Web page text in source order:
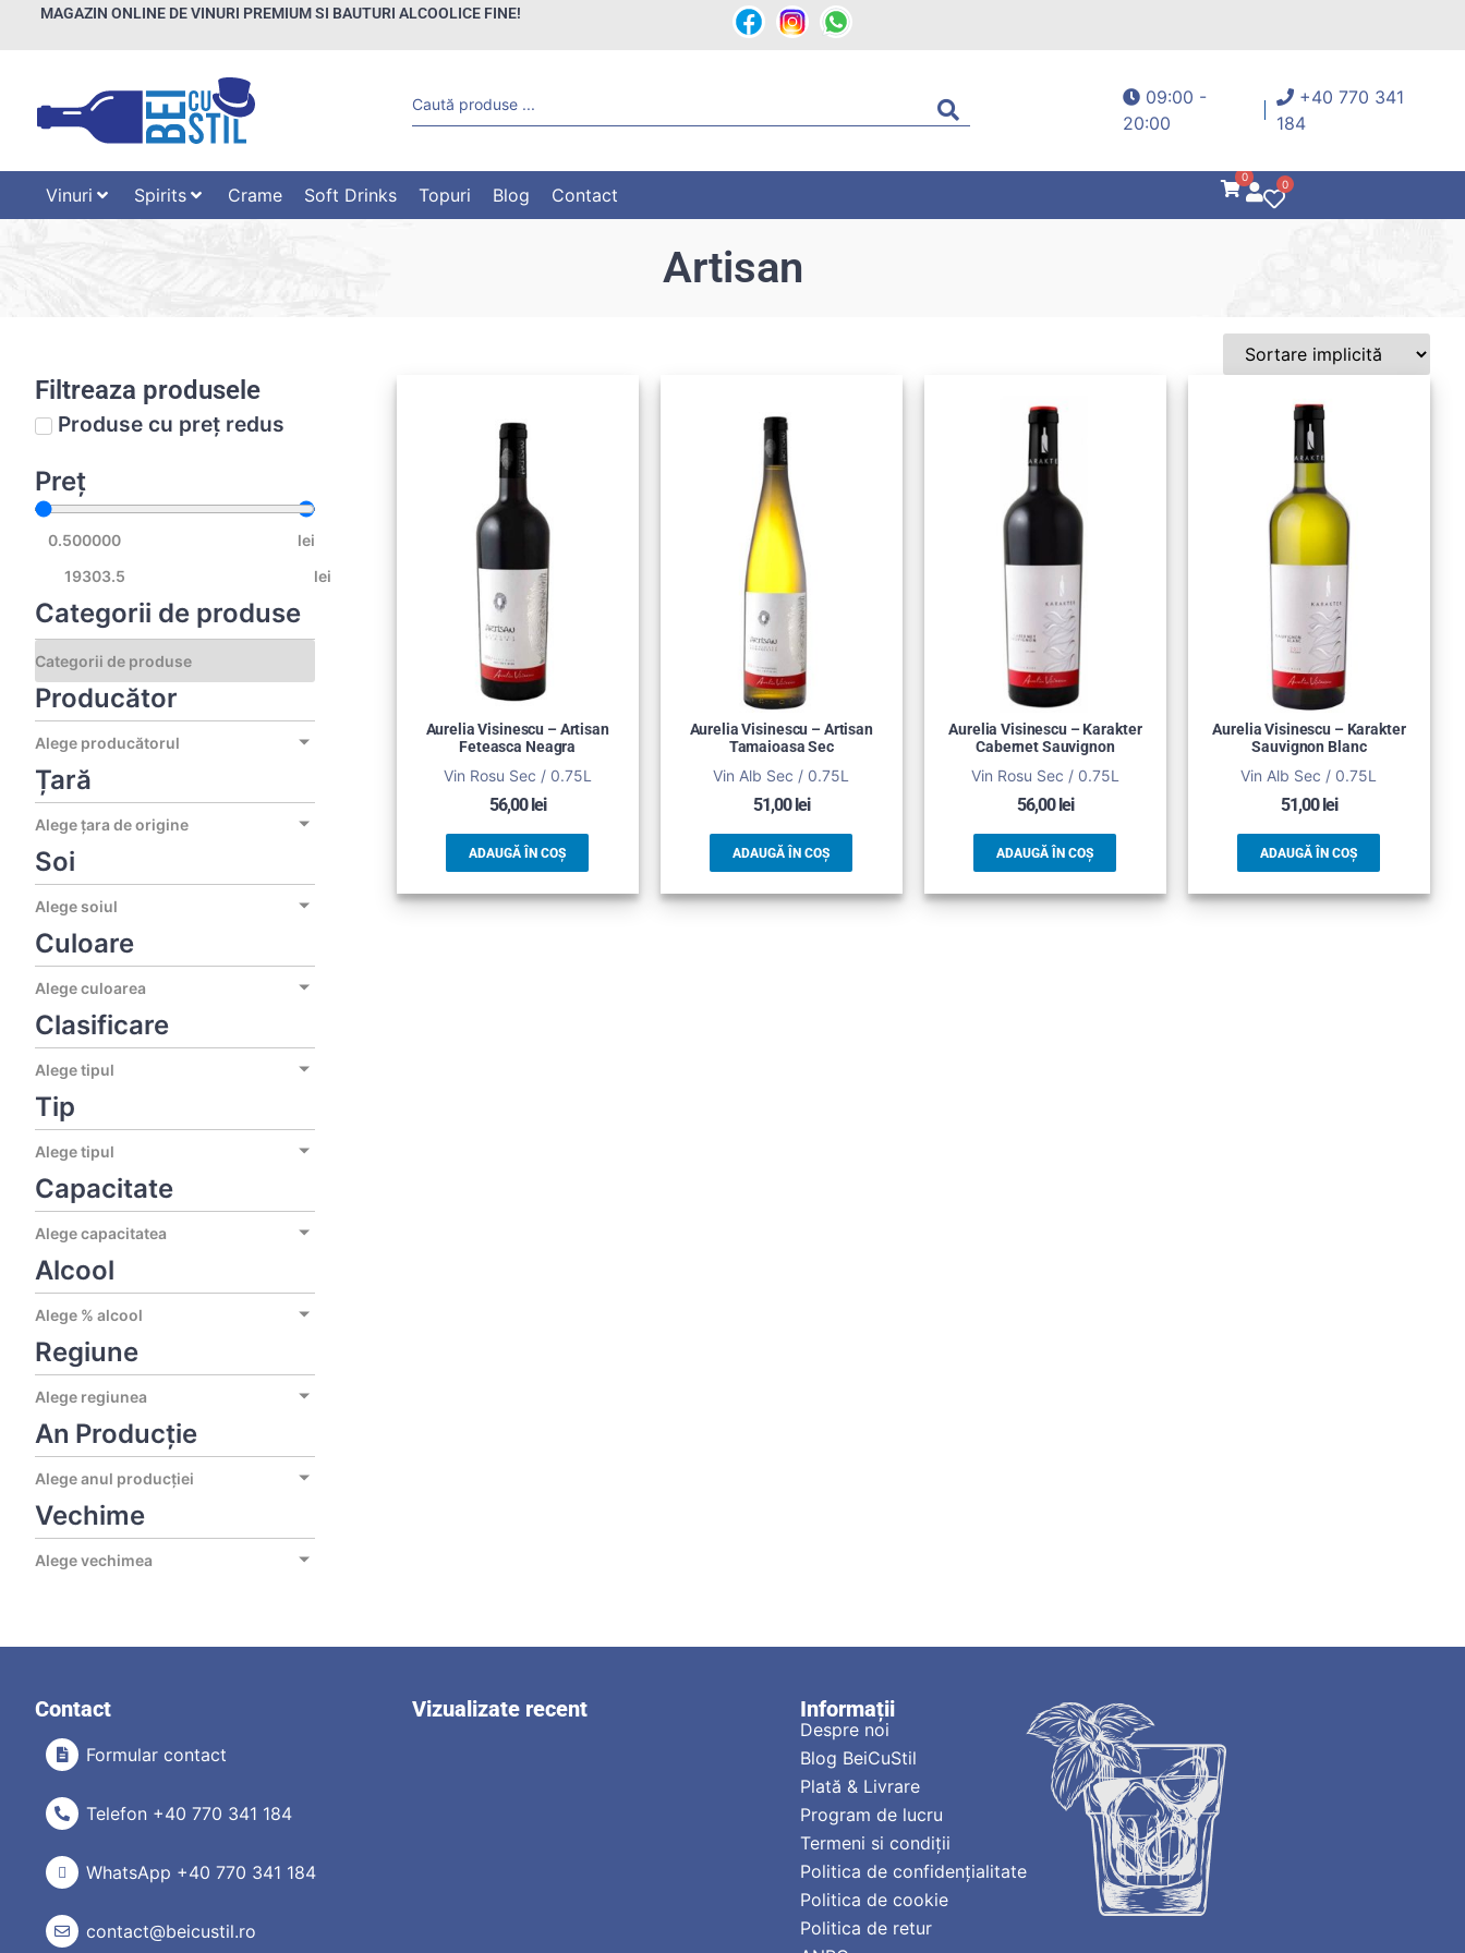
MAGAZIN ONLINE DE VINURI PREMIUM SI BAUTURI ALCOOLICE FINE!
09:00 -
20:00
+40 770 341
184
Vinuri Spirits Crame Soft Drinks Topuri Blog Contact
0
0
Artisan
Filtreaza produsele
Produse cu preț redus
Preț
lei
lei
Categorii de produse
Producător
Alege producătorul
Țară
Alege țara de origine
Soi
Alege soiul
Culoare
Alege culoarea
Clasificare
Alege tipul
Tip
Alege tipul
Capacitate
Alege capacitatea
Alcool
Alege % alcool
Regiune
Alege regiunea
An Producție
Alege anul producției
Vechime
Alege vechimea
Aurelia Visinescu – Artisan
Feteasca Neagra
Vin Rosu Sec / 0.75L
56,00lei
ADAUGĂ ÎN COȘ
Aurelia Visinescu – Artisan
Tamaioasa Sec
Vin Alb Sec / 0.75L
51,00lei
ADAUGĂ ÎN COȘ
Aurelia Visinescu – Karakter
Cabernet Sauvignon
Vin Rosu Sec / 0.75L
56,00lei
ADAUGĂ ÎN COȘ
Aurelia Visinescu – Karakter
Sauvignon Blanc
Vin Alb Sec / 0.75L
51,00lei
ADAUGĂ ÎN COȘ
Contact
Formular contact
Telefon +40 770 341 184
WhatsApp +40 770 341 184
contact@beicustil.ro
Vizualizate recent Informații
Despre noi
Blog BeiCuStil
Plată & Livrare
Program de lucru
Termeni si condiții
Politica de confidențialitate
Politica de cookie
Politica de retur